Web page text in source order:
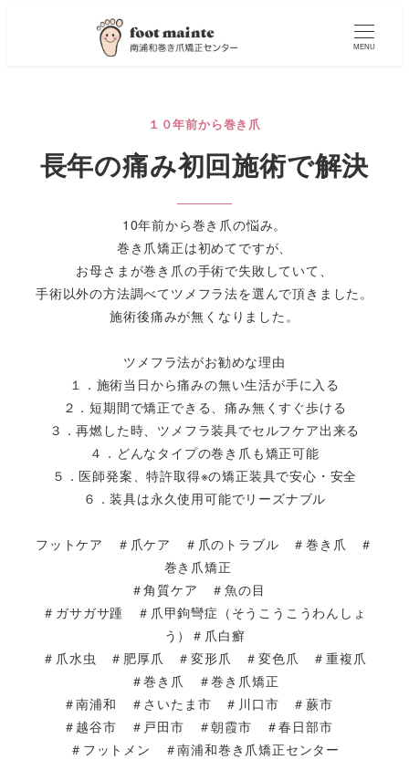
MENU
１０年前から巻き爪
長年の痛み初回施術で解決
10年前から巻き爪の悩み。
巻き爪矯正は初めてですが、
お母さまが巻き爪の手術で失敗していて、
手術以外の方法調べてツメフラ法を選んで頂きました。
施術後痛みが無くなりました。
ツメフラ法がお勧めな理由
１．施術当日から痛みの無い生活が手に入る
２．短期間で矯正できる、痛み無くすぐ歩ける
３．再燃した時、ツメフラ装具でセルフケア出来る
４．どんなタイプの巻き爪も矯正可能
５．医師発案、特許取得※の矯正装具で安心・安全
６．装具は永久使用可能でリーズナブル
フットケア ＃爪ケア ＃爪のトラブル ＃巻き爪 ＃
巻き爪矯正
＃角質ケア ＃魚の目
＃ガサガサ踵 ＃爪甲鉤彎症（そうこうこうわんしょ
う）＃爪白癬
＃爪水虫 ＃肥厚爪 ＃変形爪 ＃変色爪 ＃重複爪
＃巻き爪 ＃巻き爪矯正
＃南浦和 ＃さいたま市 ＃川口市 ＃蕨市
＃越谷市 ＃戸田市 ＃朝霞市 ＃春日部市
＃フットメン ＃南浦和巻き爪矯正センター